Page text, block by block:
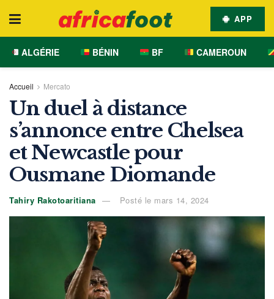
APP
ALGÉRIE BÉNIN BF CAMEROUN
Accueil Mercato
Un duel à distance
s’annonce entre Chelsea
et Newcastle pour
Ousmane Diomande
Tahiry Rakotoaritiana Posté le mars 14, 2024